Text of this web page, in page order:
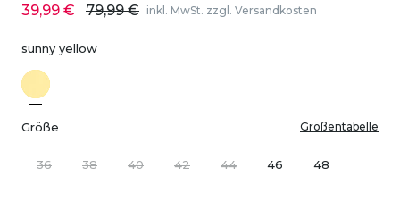
39,99 € 79,99 € inkl. MwSt. zzgl. Versandkosten
sunny yellow
Größe Größentabelle
36 38 40 42 44 46 48